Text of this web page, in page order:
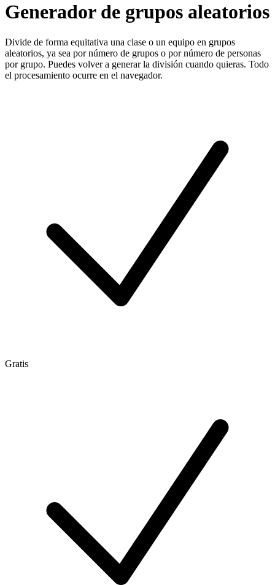
Generador de grupos aleatorios
Divide de forma equitativa una clase o un equipo en grupos
aleatorios, ya sea por número de grupos o por número de personas
por grupo. Puedes volver a generar la división cuando quieras. Todo
el procesamiento ocurre en el navegador.
Gratis